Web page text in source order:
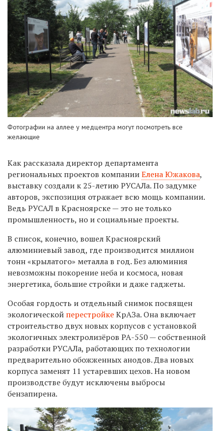
Фотографии на аллее у медцентра могут посмотреть все
желающие
Как рассказала директор департамента
региональных проектов компанииЕлена Южакова,
выставку создали к 25-летию РУСАЛа. По задумке
авторов, экспозиция отражает всю мощь компании.
Ведь РУСАЛ в Красноярске — это не только
промышленность, но и социальные проекты.
В список, конечно, вошел Красноярский
алюминиевый завод, где производится миллион
тонн «крылатого» металла в год. Без алюминия
невозможны покорение неба и космоса, новая
энергетика, большие стройки и даже гаджеты.
Особая гордость и отдельный снимок посвящен
экологической перестройкеКрАЗа. Она включает
строительство двух новых корпусов с установкой
экологичных электролизёров РА-550 — собственной
разработки РУСАЛа, работающих по технологии
предварительно обожженных анодов. Два новых
корпуса заменят 11 устаревших цехов. На новом
производстве будут исключены выбросы
бензапирена.